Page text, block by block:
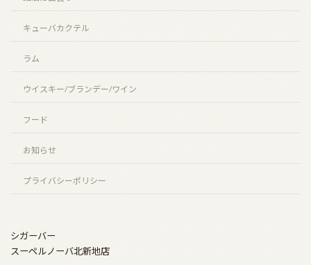
キューバカクテル
ラム
ウイスキー/ブランデー/ワイン
フード
お知らせ
プライバシーポリシー
シガーバー
スーペルノーバ北新地店